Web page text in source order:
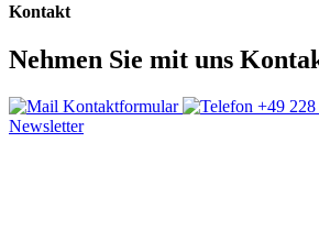
Kontakt
Nehmen Sie mit uns
Kontaktformular
+49
Newsletter